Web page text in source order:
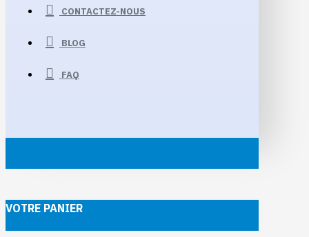
CONTACTEZ-NOUS
BLOG
FAQ
VOTRE PANIER